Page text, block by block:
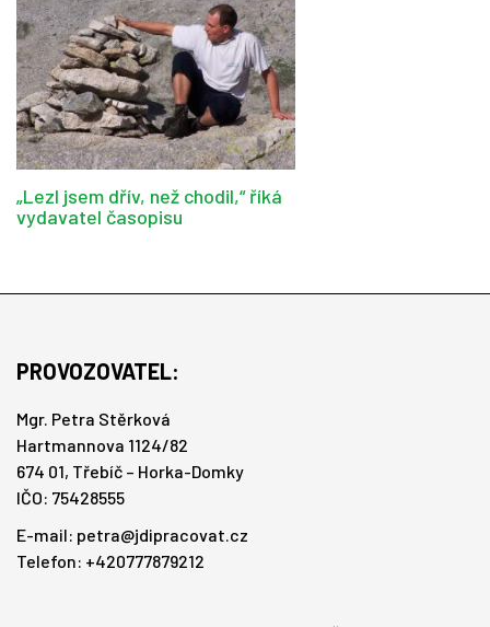
„Lezl jsem dřív, než chodil,“ říká
vydavatel časopisu
PROVOZOVATEL:
Mgr. Petra Stěrková
Hartmannova 1124/82
674 01, Třebíč – Horka-Domky
IČO: 75428555
E-mail: petra@jdipracovat.cz
Telefon: +420777879212